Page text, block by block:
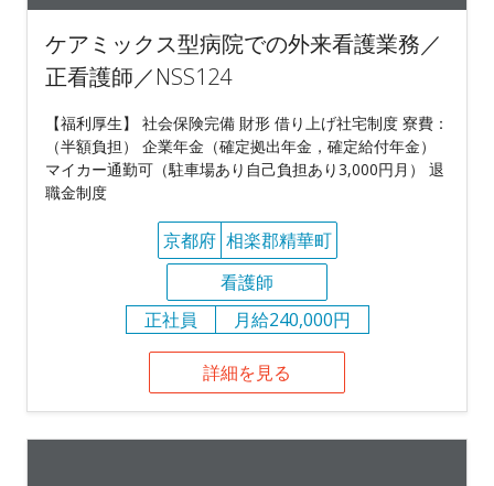
ケアミックス型病院での外来看護業務／
正看護師／NSS124
【福利厚生】 社会保険完備 財形 借り上げ社宅制度 寮費：
（半額負担） 企業年金（確定拠出年金，確定給付年金）
マイカー通勤可（駐車場あり自己負担あり3,000円月） 退
職金制度
京都府 相楽郡精華町
看護師
正社員
月給240,000円
詳細を見る